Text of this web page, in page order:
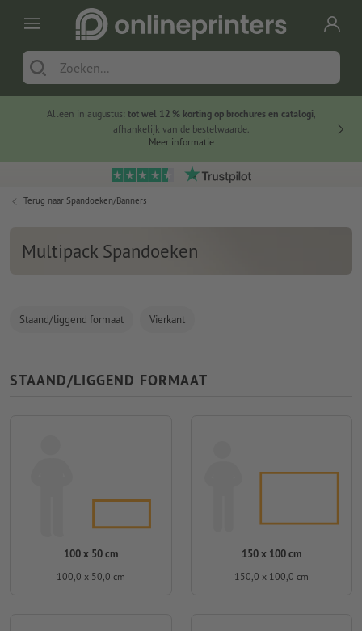
Alleen in augustus: tot wel 12 % korting op brochures en catalogi,
afhankelijk van de bestelwaarde.
Meer informatie
Terug naar Spandoeken/Banners
Multipack Spandoeken
Staand/liggend formaat Vierkant
STAAND/LIGGEND FORMAAT
100 x 50 cm
100,0 x 50,0 cm
150 x 100 cm
150,0 x 100,0 cm